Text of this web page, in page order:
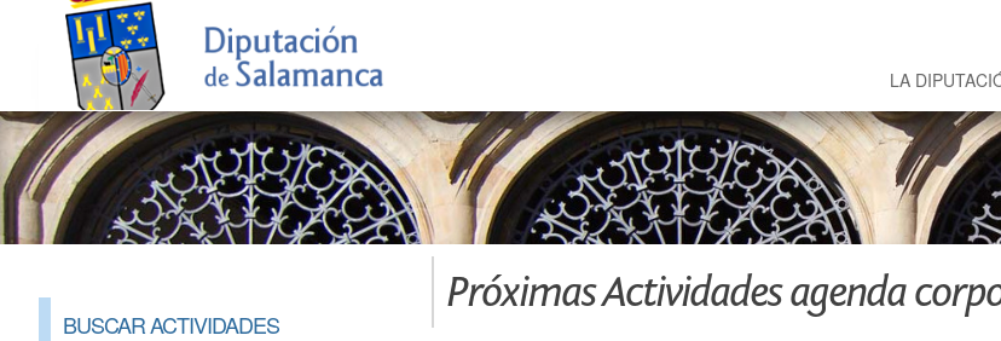
LA
BUSCAR ACTIVIDADES
Próximas Actividades agenda